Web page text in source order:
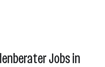
Jobs in